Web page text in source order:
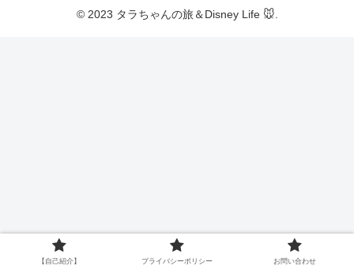
© 2023 タラちゃんの旅＆Disney Life 🐭.
【自己紹介】 プライバシーポリシー お問い合わせ